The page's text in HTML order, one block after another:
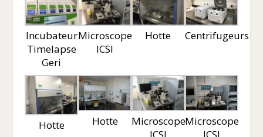
Incubateur
Timelapse
Geri
Microscope
ICSI
Hotte Centrifugeurs
Hotte Hotte
Microscope
ICSI
Microscope
ICSI